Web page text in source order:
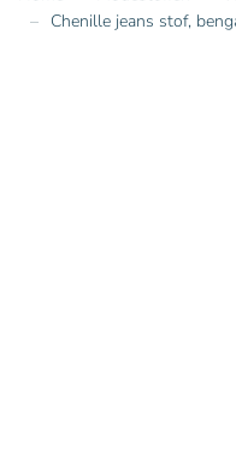
Chenille jeans stof,